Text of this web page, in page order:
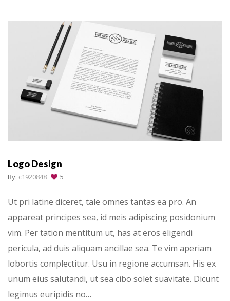
Logo Design
By: c1920848 5
Ut pri latine diceret, tale omnes tantas ea pro. An
appareat principes sea, id meis adipiscing posidonium
vim. Per tation mentitum ut, has at eros eligendi
pericula, ad duis aliquam ancillae sea. Te vim aperiam
lobortis complectitur. Usu in regione accumsan. His ex
unum eius salutandi, ut sea cibo solet suavitate. Dicunt
legimus euripidis no…